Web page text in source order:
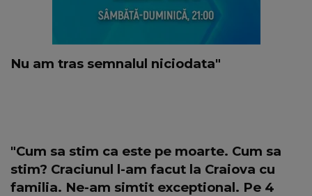
Nu am tras semnalul niciodata"
"Cum sa stim ca este pe moarte. Cum sa
stim? Craciunul l-am facut la Craiova cu
familia. Ne-am simtit exceptional. Pe 4